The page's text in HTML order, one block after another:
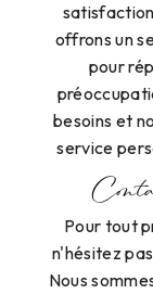
offrons un
pour
besoins et
service
Pour tout
n'hésitez
Nous